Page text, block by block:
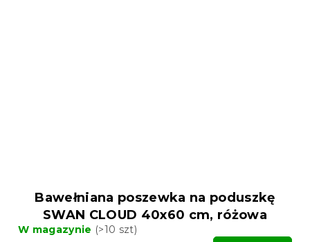
Bawełniana poszewka na poduszkę
SWAN CLOUD 40x60 cm, różowa
W magazynie (>10 szt)